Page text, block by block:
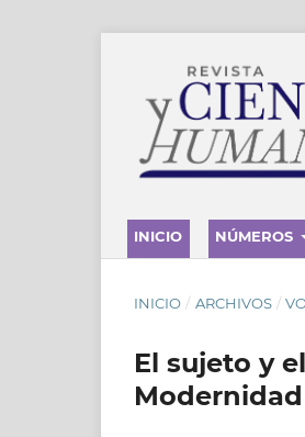
INICIO NÚMEROS
INICIO / ARCHIVOS /
El sujeto y